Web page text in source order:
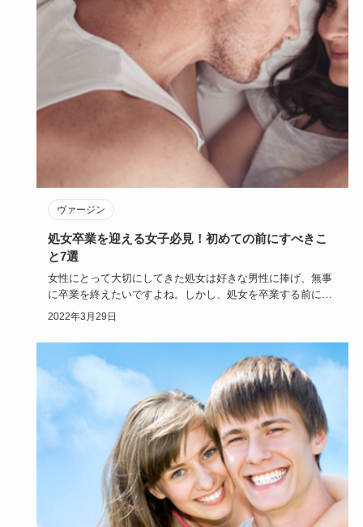
ヴァージン
処女卒業を迎える女子必見！初めての前にすべきこ
と7選
女性にとって大切にしてきた処女は好きな男性に捧げ、無事
に卒業を終えたいですよね。しかし、処女を卒業する前に何
を準備したら良…
2022年3月29日